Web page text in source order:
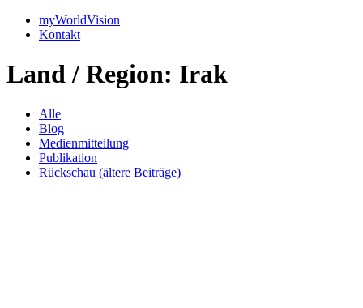
myWorldVision
Kontakt
Land / Region: Irak
Alle
Blog
Medienmitteilung
Publikation
Rückschau (ältere Beiträge)